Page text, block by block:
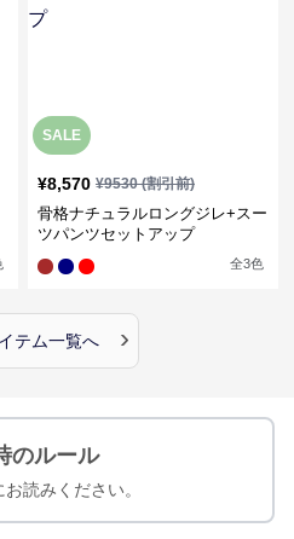
SALE
¥8,570 ¥9530(割引前)
骨格ナチュラルロングジレ+スー
ツパンツセットアップ
全3色
テム一覧へ ›
のルール
読みください。